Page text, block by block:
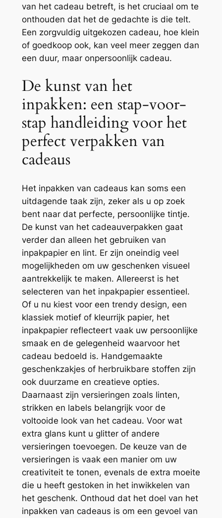
van het cadeau betreft, is het cruciaal om te
onthouden dat het de gedachte is die telt.
Een zorgvuldig uitgekozen cadeau, hoe klein
of goedkoop ook, kan veel meer zeggen dan
een duur, maar onpersoonlijk cadeau.
De kunst van het
inpakken: een stap-voor-
stap handleiding voor het
perfect verpakken van
cadeaus
Het inpakken van cadeaus kan soms een
uitdagende taak zijn, zeker als u op zoek
bent naar dat perfecte, persoonlijke tintje.
De kunst van het cadeauverpakken gaat
verder dan alleen het gebruiken van
inpakpapier en lint. Er zijn oneindig veel
mogelijkheden om uw geschenken visueel
aantrekkelijk te maken. Allereerst is het
selecteren van het inpakpapier essentieel.
Of u nu kiest voor een trendy design, een
klassiek motief of kleurrijk papier, het
inpakpapier reflecteert vaak uw persoonlijke
smaak en de gelegenheid waarvoor het
cadeau bedoeld is. Handgemaakte
geschenkzakjes of herbruikbare stoffen zijn
ook duurzame en creatieve opties.
Daarnaast zijn versieringen zoals linten,
strikken en labels belangrijk voor de
voltooide look van het cadeau. Voor wat
extra glans kunt u glitter of andere
versieringen toevoegen. De keuze van de
versieringen is vaak een manier om uw
creativiteit te tonen, evenals de extra moeite
die u heeft gestoken in het inwikkelen van
het geschenk. Onthoud dat het doel van het
inpakken van cadeaus is om een gevoel van